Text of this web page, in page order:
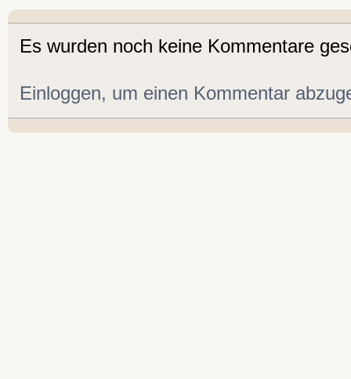
Es wurden noch keine Kommentare
Einloggen, um einen Kommentar